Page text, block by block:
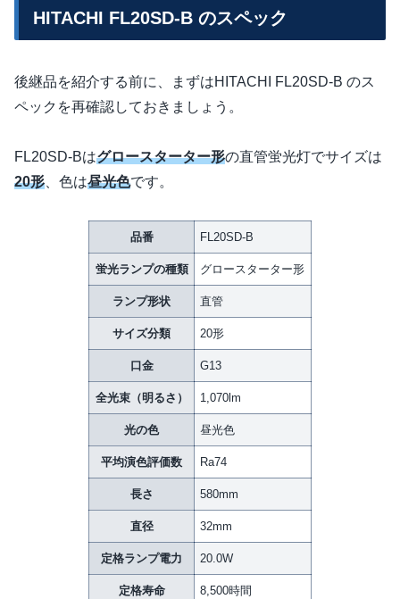
HITACHI FL20SD-B のスペック
後継品を紹介する前に、まずはHITACHI FL20SD-B のス
ペックを再確認しておきましょう。
FL20SD-Bはグロースターター形の直管蛍光灯でサイズは
20形 、色は昼光色です。
品番 FL20SD-B
蛍光ランプの種類 グロースターター形
ランプ形状 直管
サイズ分類 20形
口金 G13
全光束（明るさ） 1,070lm
光の色 昼光色
平均演色評価数 Ra74
長さ 580mm
直径 32mm
定格ランプ電力 20.0W
定格寿命 8,500時間